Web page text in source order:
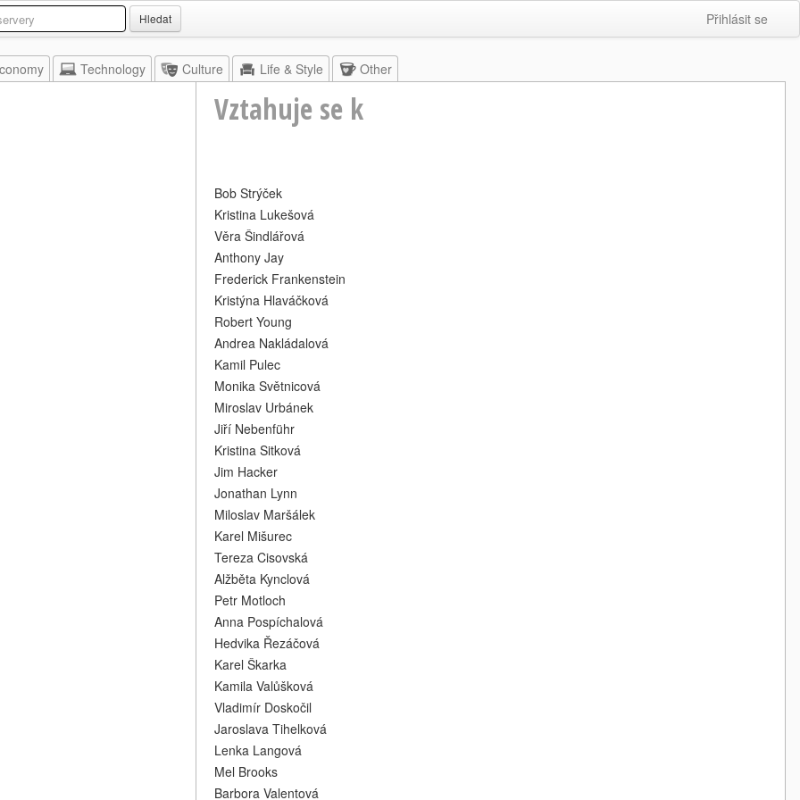
Hledat Přihlásit se
Technology Culture Life & Style Other
Vztahuje se k
Bob Strýček
Kristina Lukešová
Věra Šindlářová
Anthony Jay
Frederick Frankenstein
Kristýna Hlaváčková
Robert Young
Andrea Nakládalová
Kamil Pulec
Monika Světnicová
Miroslav Urbánek
Jiří Nebenführ
Kristina Sitková
Jim Hacker
Jonathan Lynn
Miloslav Maršálek
Karel Mišurec
Tereza Cisovská
Alžběta Kynclová
Petr Motloch
Anna Pospíchalová
Hedvika Řezáčová
Karel Škarka
Kamila Valůšková
Vladimír Doskočil
Jaroslava Tihelková
Lenka Langová
Mel Brooks
Barbora Valentová